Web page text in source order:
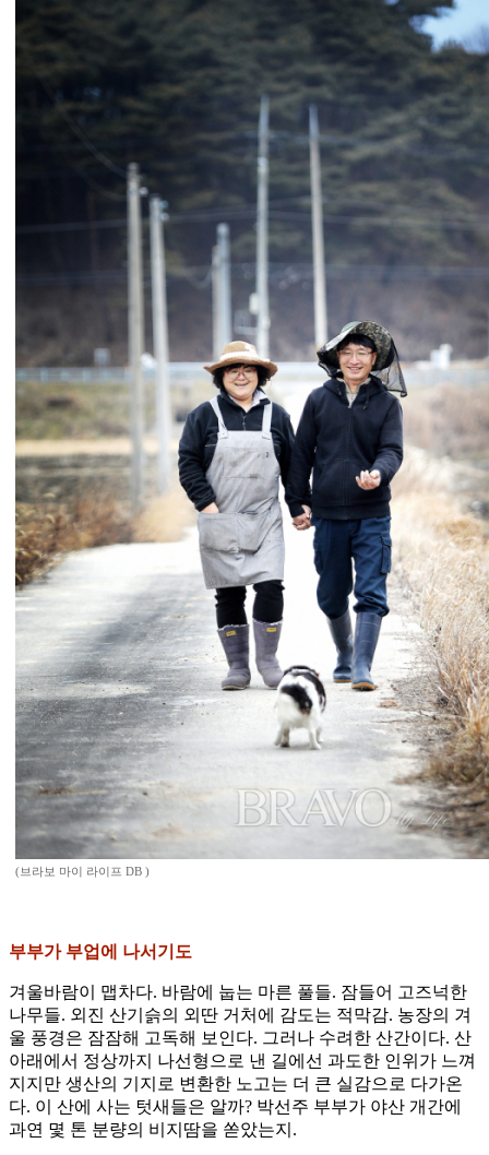
(브라보 마이 라이프 DB )
부부가 부업에 나서기도
겨울바람이 맵차다. 바람에 눕는 마른 풀들. 잠들어 고즈넉한
나무들. 외진 산기슭의 외딴 거처에 감도는 적막감. 농장의 겨
울 풍경은 잠잠해 고독해 보인다. 그러나 수려한 산간이다. 산
아래에서 정상까지 나선형으로 낸 길에선 과도한 인위가 느껴
지지만 생산의 기지로 변환한 노고는 더 큰 실감으로 다가온
다. 이 산에 사는 텃새들은 알까? 박선주 부부가 야산 개간에
과연 몇 톤 분량의 비지땀을 쏟았는지.